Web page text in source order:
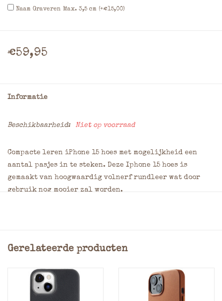
Naam Graveren Max. 3,5 cm (+€15,00)
€59,95
Informatie
Beschikbaarheid: Niet op voorraad
Compacte leren iPhone 15 hoes met mogelijkheid een
aantal pasjes in te steken. Deze Iphone 15 hoes is
gemaakt van hoogwaardig volnerf rundleer wat door
gebruik nog mooier zal worden.
MagSafe
Metalen knoppen voor extra klik- en
reactievermogen
2 of 3 pasjes
Gerelateerde producten